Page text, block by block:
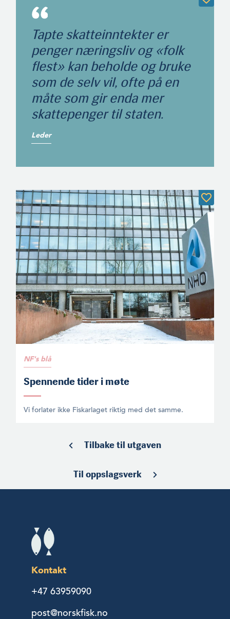
Tapte skatteinntekter er
penger næringsliv og «folk
flest» kan beholde og bruke
som de selv vil, ofte på en
måte som gir enda mer
skattepenger til staten.
Leder
NF's blå
Spennende tider i møte
Vi forlater ikke Fiskarlaget riktig med det samme.
Tilbake til utgaven
Til oppslagsverk
Kontakt
+47 63959090
post@norskfisk.no